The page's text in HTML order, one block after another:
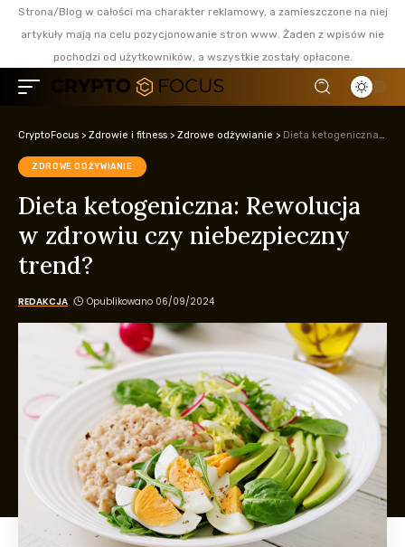
Strona/Blog w całości ma charakter reklamowy, a zamieszczone na niej
artykuły mają na celu pozycjonowanie stron www. Żaden z wpisów nie
pochodzi od użytkowników, a wszystkie zostały opłacone.
CryptoFocus > Zdrowie i fitness > Zdrowe odżywianie > Dieta ketogeniczna: Rewolucja w zdrowiu czy niebezpieczny trend?
ZDROWE ODŻYWIANIE
Dieta ketogeniczna: Rewolucja
w zdrowiu czy niebezpieczny
trend?
REDAKCJA Opublikowano 06/09/2024